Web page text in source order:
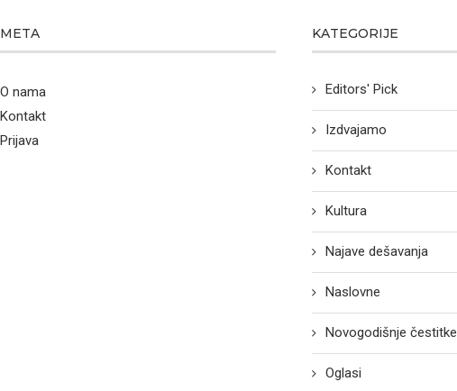
META
O nama
Kontakt
Prijava
KATEGORIJE
Editors' Pick
Izdvajamo
Kontakt
Kultura
Najave dešavanja
Naslovne
Novogodišnje čestitke
Oglasi